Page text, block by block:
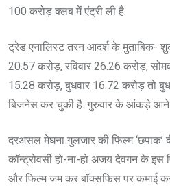
100 करोड़ क्लब में एंट्री ली है.
ट्रेड एनालिस्ट तरन आदर्श के मुताबिक-
20.57 करोड़, रविवार 26.26 करोड़,
15.28 करोड़, बुधवार 16.72 करोड़ तो
बिजनेस कर चुकी है. गुरुवार के आंकड़े आने
दरअसल मेघना गुलजार की फिल्म ‘छपाक’
कॉन्ट्रोवर्सी हो-ना-हो अजय देवगन के
और फिल्म जम कर बॉक्सफिस पर कमाई